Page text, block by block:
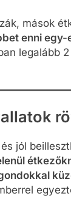
mások
enni egy-
legalább
jól